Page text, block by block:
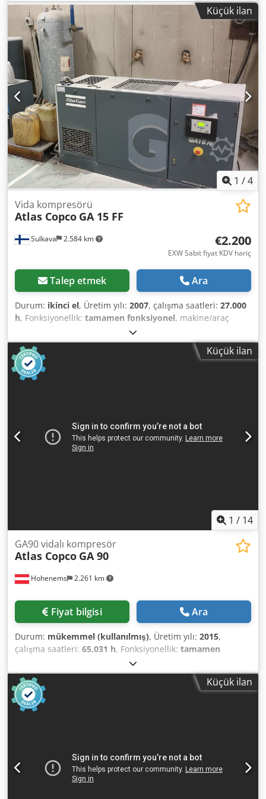
30 kW motor; maksimum basınç: 13 bar; yıl: 2012; Codpfx
Apsy S T Thsteha çalışma saati: 11.816; Fiyat: 24.500 EUR
net 30.135 EUR brüt Kompresör tamamen çalışır durumda,
kullanıma hazır, garantili. Servis hizmeti sağlanmaktadır.
Küçük ilan
1 /4
Sulkava 2.584 km
Vida kompresörü
Atlas Copco GA 15 FF
€2.200
EXW Sabit fiyat KDV hariç
Talep etmek Ara
Durum: ikinci el, Üretim yılı: 2007, çalışma saatleri: 27.000
h, Fonksiyonellik: tamamen fonksiyonel, makine/araç
, Yağ enjeksiyonlu vidalı hava
kompresörü, entegre soğutmalı kurutucu ile birlikte Atlas
Copco, model GA 15 FF, 2007 model, seri numarası
API454025, yaklaşık 27.000 saat kullanılmış, Atlas Copco
Elektronikon II kontrol ünitesi ile birlikte Cihaz 2022
m³/dak Chedpfxszd Avae Aptja Motor gücü 15 kW – 20 hp
Ambalajlama ve treylere yükleme fiyata dahildir, Incoterms
Küçük ilan
1 / 14
Hohenems 2.261 km
GA90 vidalı kompresör
Atlas Copco GA 90
Fiyat bilgisi Ara
Durum: mükemmel (kullanılmış), Üretim yılı: 2015,
çalışma saatleri: 65.031 h, Fonksiyonellik: tamamen
, Atlas Copco GA90 Vidalı Kompresör 90 kW 7,5
bar 16,87 m3/dak Üretim yılı: 2015 Çalışma saati: 65.031
Chodpfoy A Nwksx Aptoa
Küçük ilan